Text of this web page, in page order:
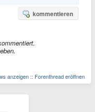
kommentieren
anzeigen :: Forenthread eröffnen